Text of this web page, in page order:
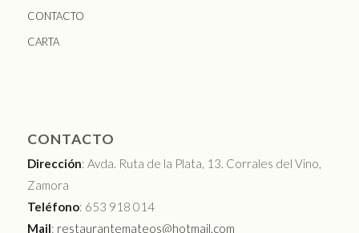
CONTACTO
CARTA
CONTACTO
Dirección: Avda. Ruta de la Plata, 13. Corrales del Vino,
Zamora
Teléfono: 653 918 014
Mail: restaurantemateos@hotmail.com